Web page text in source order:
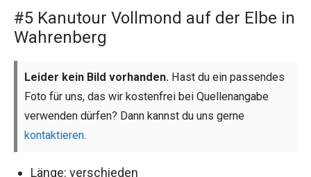
#5 Kanutour Vollmond auf der Elbe in
Wahrenberg
Leider kein Bild vorhanden. Hast du ein passendes
Foto für uns, das wir kostenfrei bei Quellenangabe
verwenden dürfen? Dann kannst du uns gerne
kontaktieren.
Länge: verschieden